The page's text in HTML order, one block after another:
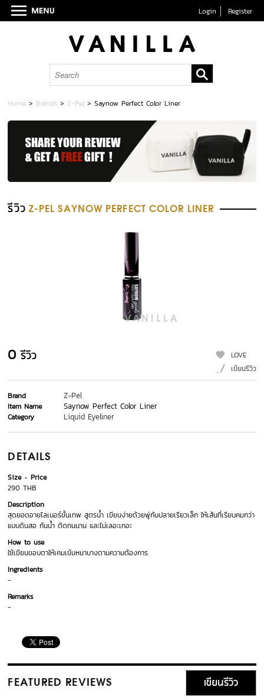
Login Register
Home > Brands > Z-Pel >Saynow Perfect Color Liner
รีวิว Z-PEL SAYNOW PERFECT COLOR LINER
0 รีวิว
LOVE
เขียนรีวิว
Brand Z-Pel
Item Name Saynow Perfect Color Liner
Category Liquid Eyeliner
DETAILS
Size
Price
290 THB
Description
สุดยอดอายไลเนอร์ขั้นเทพ สูตรน้ำ เขียนง่ายด้วยพู่กันปลายเรียวเล็ก ให้เส้นที่เรียบคมกว่า
แบบดินสอ กันน้ำ ติดทนนาน และไม่เลอะเทอะ
How to use
ใช้เขียนขอบตาให้เคมเข้มหนาบางตามความต้องการ
Ingredients
-
Remarks
-
FEATURED REVIEWS เขียนรีวิว